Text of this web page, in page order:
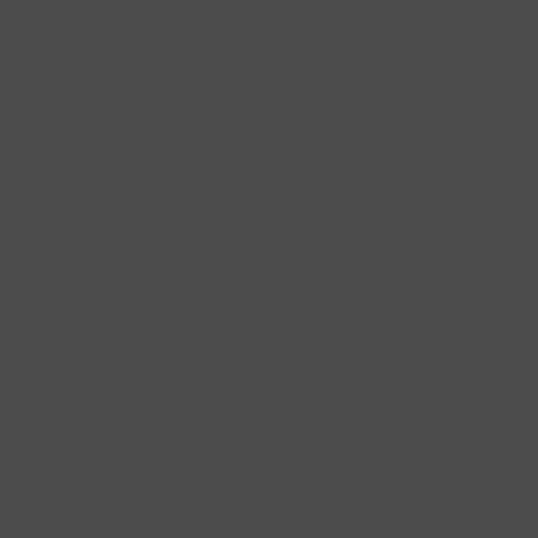
Während viele Stauden nur für wenige
Ihre Farbe ist ein frisches Grün mit
gestreifte Laub setzt sich wirkungsvoll von
sie erhalten, wobei die grünen Partien eine
Saison etwas nachdunkeln. Die Blattoberfläche ist